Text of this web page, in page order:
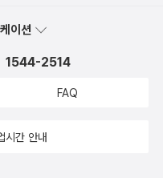
이션
1544-2514
FAQ
시간 안내